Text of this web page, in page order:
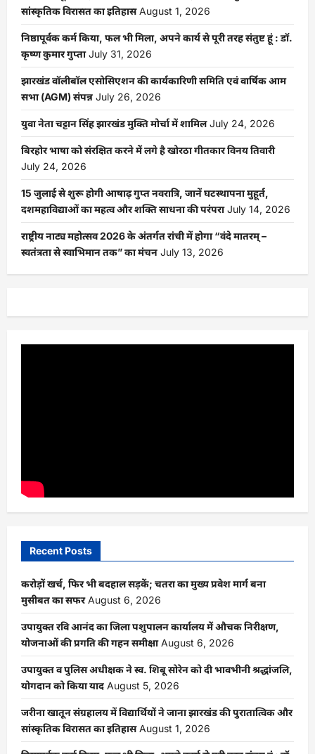
सांस्कृतिक विरासत का इतिहास August 1, 2026
निष्ठापूर्वक कर्म किया, फल भी मिला, अपने कार्य से पूरी तरह संतुष्ट हूं : डॉ.
कृष्ण कुमार गुप्ता July 31, 2026
झारखंड वॉलीबॉल एसोसिएशन की कार्यकारिणी समिति एवं वार्षिक आम
सभा (AGM) संपन्न July 26, 2026
युवा नेता चट्टान सिंह झारखंड मुक्ति मोर्चा में शामिल July 24, 2026
बिरहोर भाषा को संरक्षित करने में लगे है खोरठा गीतकार विनय तिवारी
July 24, 2026
15 जुलाई से शुरू होगी आषाढ़ गुप्त नवरात्रि, जानें घटस्थापना मुहूर्त,
दशमहाविद्याओं का महत्व और शक्ति साधना की परंपरा July 14, 2026
राष्ट्रीय नाट्य महोत्सव 2026 के अंतर्गत रांची में होगा “वंदे मातरम् –
स्वतंत्रता से स्वाभिमान तक” का मंचन July 13, 2026
Recent Posts
करोड़ों खर्च, फिर भी बदहाल सड़कें; चतरा का मुख्य प्रवेश मार्ग बना
मुसीबत का सफर August 6, 2026
उपायुक्त रवि आनंद का जिला पशुपालन कार्यालय में औचक निरीक्षण,
योजनाओं की प्रगति की गहन समीक्षा August 6, 2026
उपायुक्त व पुलिस अधीक्षक ने स्व. शिबू सोरेन को दी भावभीनी श्रद्धांजलि,
योगदान को किया याद August 5, 2026
जरीना खातून संग्रहालय में विद्यार्थियों ने जाना झारखंड की पुरातात्विक और
सांस्कृतिक विरासत का इतिहास August 1, 2026